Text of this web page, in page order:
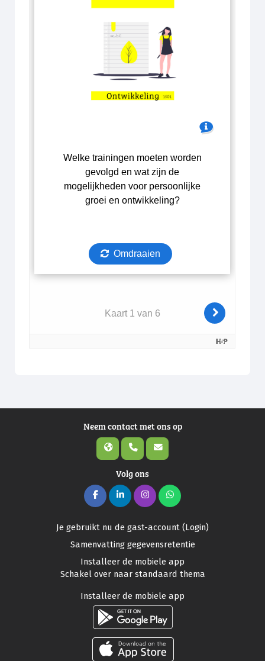
Neem contact met ons op
Volg ons
Je gebruikt nu de gast-account (Login)
Samenvatting gegevensretentie
Installeer de mobiele app
Schakel over naar standaard thema
Installeer de mobiele app